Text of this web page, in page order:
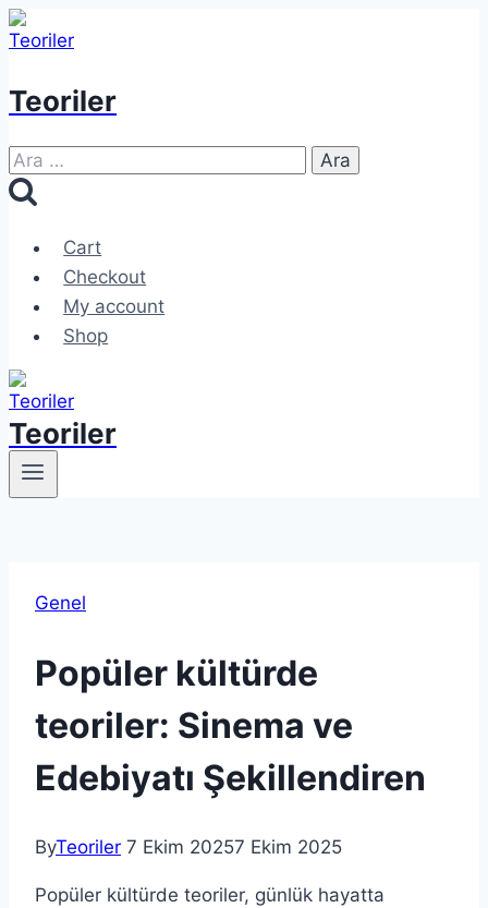
Skip
to
Teoriler
Arama:
Cart
Checkout
My account
Shop
Teoriler
Genel
Popüler kültürde
teoriler: Sinema ve
Edebiyatı Şekillendiren
ByTeoriler 7 Ekim 20257 Ekim 2025
Popüler kültürde teoriler, günlük hayatta